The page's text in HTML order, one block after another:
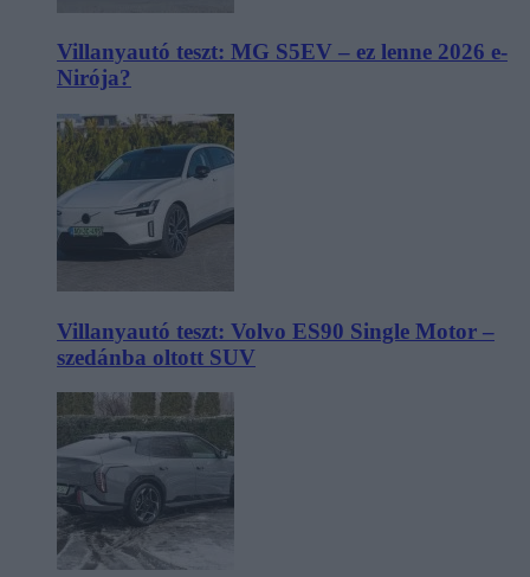
Villanyautó teszt: MG S5EV – ez lenne 2026 e-
Nirója?
Villanyautó teszt: Volvo ES90 Single Motor –
szedánba oltott SUV